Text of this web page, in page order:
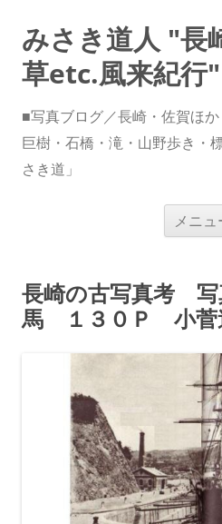
みさき道人 "長
草etc.風来紀行"
■写真ブログ／長崎・佐賀ほ
巨樹・石橋・滝・山野歩き・
さき道」
メニュ
長崎の古写真考 写
馬 １３０Ｐ 小菅